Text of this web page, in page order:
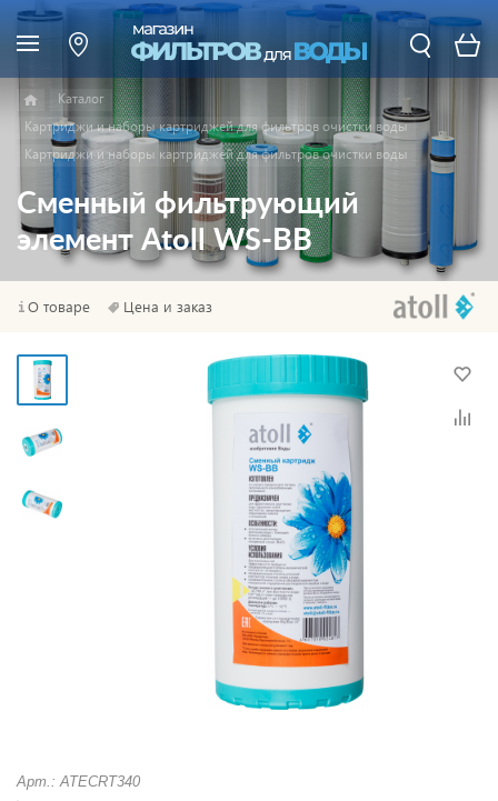
Каталог
Картриджи и наборы картриджей для фильтров очистки воды
Картриджи и наборы картриджей для фильтров очистки воды
Сменный фильтрующий
элемент Atoll WS-BB
О товаре Цена и заказ
Арт.: ATECRT340